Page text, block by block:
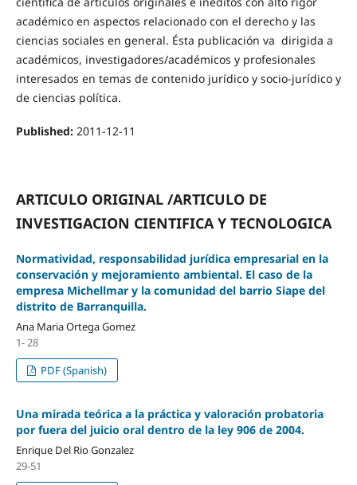
académico en aspectos relacionado con el derecho y las
ciencias sociales en general. Ésta publicación va dirigida a
académicos, investigadores/académicos y profesionales
interesados en temas de contenido jurídico y socio-jurídico y
de ciencias política.
Published: 2011-12-11
ARTICULO ORIGINAL /ARTICULO DE
INVESTIGACION CIENTIFICA Y TECNOLOGICA
Normatividad, responsabilidad jurídica empresarial en la
conservación y mejoramiento ambiental. El caso de la
empresa Michellmar y la comunidad del barrio Siape del
distrito de Barranquilla.
Ana Maria Ortega Gomez
1- 28
PDF (Spanish)
Una mirada teórica a la práctica y valoración probatoria
por fuera del juicio oral dentro de la ley 906 de 2004.
Enrique Del Rio Gonzalez
29-51